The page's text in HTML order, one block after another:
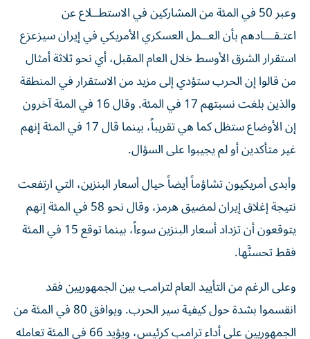
وعبر 50 في المئة من المشاركين في الاستطــلاع عن
اعتـقـــادهم بأن العــمل ‌العسكري الأمريكي في إيران سيزعزع
استقرار الشرق الأوسط ‌خلال العام المقبل، أي نحو ثلاثة أمثال
من قالوا إن الحرب ستؤدي إلى مزيد من الاستقرار في المنطقة
والذين بلغت نسبتهم 17 في المئة. وقال 16 في المئة آخرون
إن الأوضاع ستظل كما هي تقريباً، بينما قال 17 في المئة إنهم
غير متأكدين أو لم يجيبوا على السؤال.
وأبدى أمريكيون تشاؤماً أيضاً حيال أسعار البنزين، التي ارتفعت
نتيجة إغلاق إيران لمضيق هرمز، وقال نحو 58 في المئة إنهم
يتوقعون أن تزداد أسعار البنزين سوءاً، بينما توقع 15 في المئة
فقط تحسنَّها.
وعلى الرغم من التأييد العام لترامب بين الجمهوريين فقد
انقسموا بشدة حول كيفية سير الحرب. ويوافق 80 في المئة من
الجمهوريين على أداء ترامب كرئيس، ويؤيد 66 في المئة تعامله